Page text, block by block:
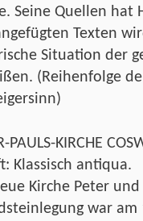
Seine Quellen hat
Texten
Situation der
(Reihenfolge
PAULS-KIRCHE
Klassisch antiqua.
Kirche Peter
war am